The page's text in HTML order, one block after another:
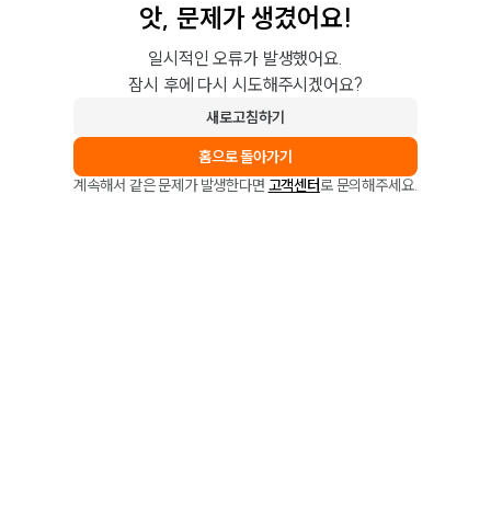
앗, 문제가 생겼어요!
일시적인 오류가 발생했어요.
잠시 후에 다시 시도해주시겠어요?
새로고침하기
홈으로 돌아가기
계속해서 같은 문제가 발생한다면 고객센터로 문의해주세요.